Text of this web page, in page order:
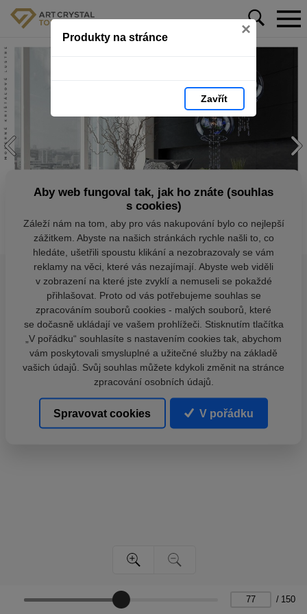
Produkty na stránce ×
Zavřít
/ 150
Aby web fungoval tak, jak ho znáte (souhlas
s cookies)
Záleží nám na tom, aby pro vás nakupování bylo co nejlepší
zážitkem. Abyste na našich stránkách rychle našli to, co
hledáte, ušetřili spoustu klikání a nezobrazovaly se vám
reklamy na věci, které vás nezajímají. Abyste web viděli
v zobrazení na které jste zvyklí a nemuseli se pokaždé
přihlašovat. Proto od vás potřebujeme souhlas se
zpracováním souborů cookies - malých souborů, které
se dočasně ukládají ve vašem prohlížeči. Stisknutím tlačítka
„V pořádku“ souhlasíte s nastavením cookies tak, abychom
vám poskytovali smysluplné a užitečné služby na základě
vašich údajů. Svůj souhlas můžete kdykoli změnit na stránce
zpracování osobních údajů.
Spravovat cookies V pořádku